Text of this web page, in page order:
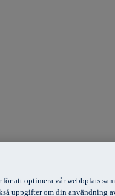
att optimera vår webbplats
uppgifter om din användning